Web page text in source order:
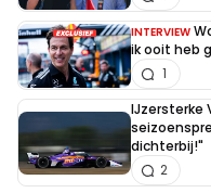
INTERVIEW
ik ooit heb
1
IJzersterke
dichterbij!"
2